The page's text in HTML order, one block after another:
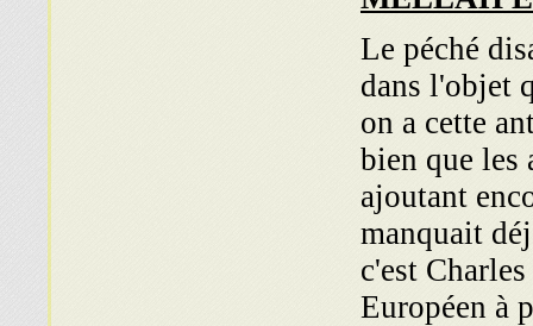
Le péché
dans l'objet
on a cette
bien que les
ajoutant
manquait
c'est
Européen à